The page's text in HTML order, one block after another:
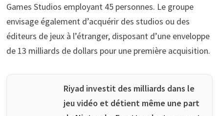
Games Studios employant 45 personnes. Le groupe
envisage également d’acquérir des studios ou des
éditeurs de jeux à l’étranger, disposant d’une enveloppe
de 13 milliards de dollars pour une première acquisition.
Riyad investit des milliards dans le
jeu vidéo et détient même une part